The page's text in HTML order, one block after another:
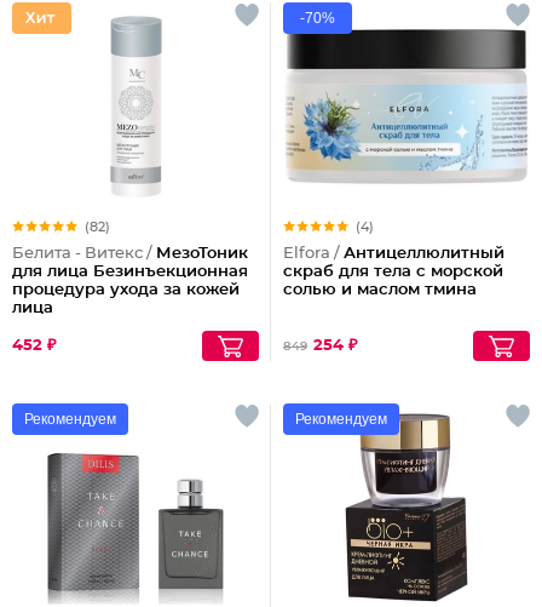
(82)
Белита - Витекс / МезоТоник
для лица Безинъекционная
процедура ухода за кожей
лица
452 ₽
-70%
(4)
Elfora / Антицеллюлитный
скраб для тела с морской
солью и маслом тмина
849 254 ₽
Рекомендуем Рекомендуем